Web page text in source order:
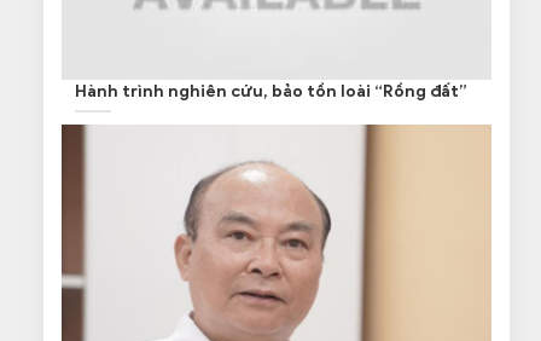
Hành trình nghiên cứu, bảo tồn loài “Rồng đất”